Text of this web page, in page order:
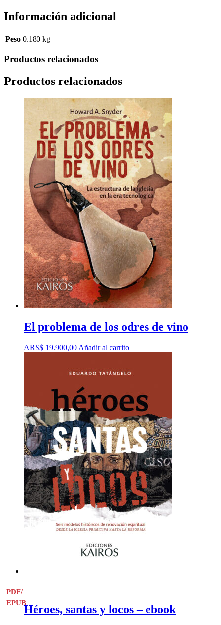
Información adicional
Peso 0,180 kg
Productos relacionados
Productos relacionados
El problema de los odres de vino
ARS$ 19.900,00 Añadir al carrito
PDF/
EPUBHéroes, santas y locos – ebook